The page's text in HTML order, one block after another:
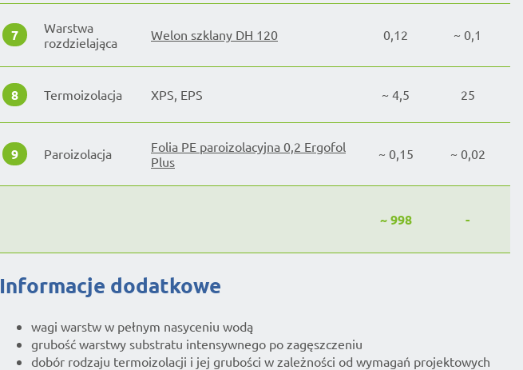
7
Warstwa
rozdzielająca
Welon szklany DH 120 0,12 ~ 0,1
8 Termoizolacja XPS, EPS ~ 4,5 25
9 Paroizolacja
Folia PE paroizolacyjna 0,2 Ergofol
Plus
~ 0,15 ~ 0,02
~ 998 -
Informacje dodatkowe
wagi warstw w pełnym nasyceniu wodą
grubość warstwy substratu intensywnego po zagęszczeniu
dobór rodzaju termoizolacji i jej grubości w zależności od wymagań projektowych